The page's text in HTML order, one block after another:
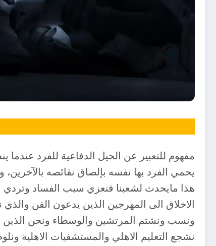
مفهوم للتعبير عن الحيل الدفاعية للفرد
يحمي الفرد بها نفسه بإلصاق نقائصه
هذا مايحدث لشعبنا فنعزي سبب الفساد وتردي
الاخلاق الى المهرجين الذين يدعون الفن
ونسب ونشتم المرتشين والوسطاء ونحن الذين
نشجع التعليم الاهلي والمستشفيات الاهلية